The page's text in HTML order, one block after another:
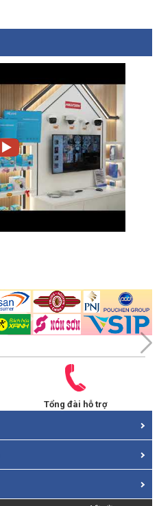
Tổng đài hỗ trợ